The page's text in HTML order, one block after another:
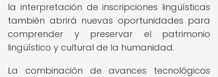
la interpretación de inscripciones lingüísticas
también abrirá nuevas oportunidades para
comprender y preservar el patrimonio
lingüístico y cultural de la humanidad.
La combinación de avances tecnológicos